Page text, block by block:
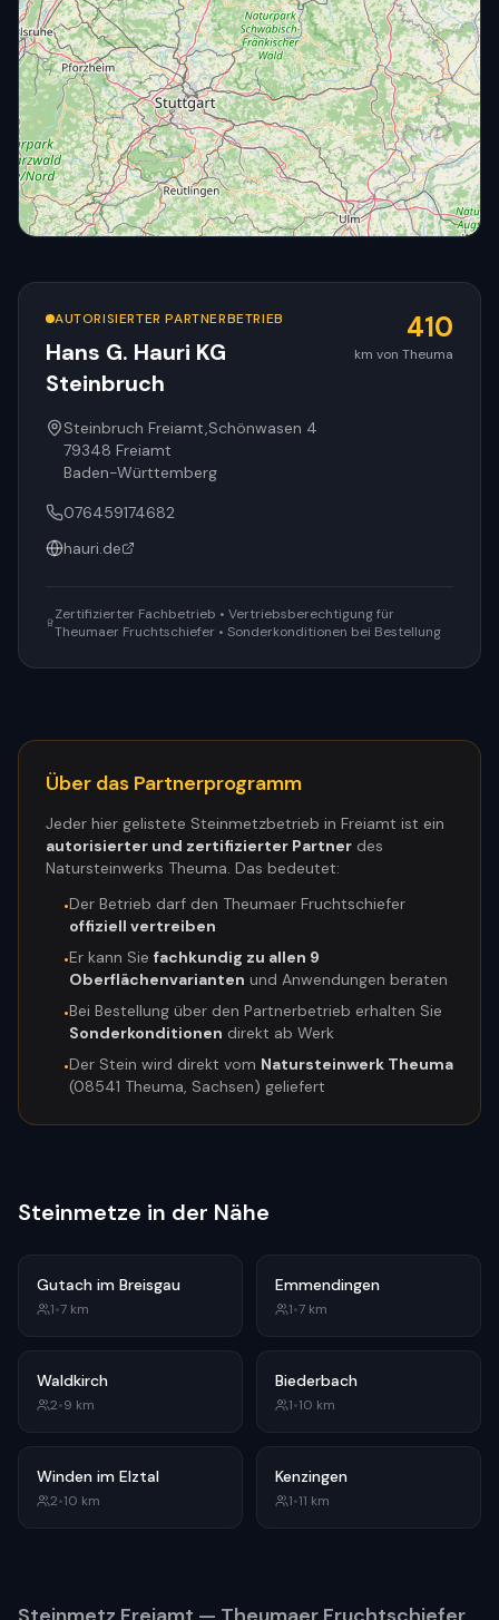
AUTORISIERTER PARTNERBETRIEB
Hans G. Hauri KG
Steinbruch
410
km von Theuma
Steinbruch Freiamt,Schönwasen 4
79348 Freiamt
Baden-Württemberg
076459174682
hauri.de
Zertifizierter Fachbetrieb • Vertriebsberechtigung für
Theumaer Fruchtschiefer • Sonderkonditionen bei Bestellung
Über das Partnerprogramm
Jeder hier gelistete Steinmetzbetrieb in Freiamt ist ein
autorisierter und zertifizierter Partner des
Natursteinwerks Theuma. Das bedeutet:
•Der Betrieb darf den Theumaer Fruchtschiefer
offiziell vertreiben
•Er kann Sie fachkundig zu allen 9
Oberflächenvarianten und Anwendungen beraten
•Bei Bestellung über den Partnerbetrieb erhalten Sie
Sonderkonditionen direkt ab Werk
•Der Stein wird direkt vom Natursteinwerk Theuma
(08541 Theuma, Sachsen) geliefert
Steinmetze in der Nähe
Gutach im Breisgau
1•7 km
Emmendingen
1•7 km
Waldkirch
2•9 km
Biederbach
1•10 km
Winden im Elztal
2•10 km
Kenzingen
1•11 km